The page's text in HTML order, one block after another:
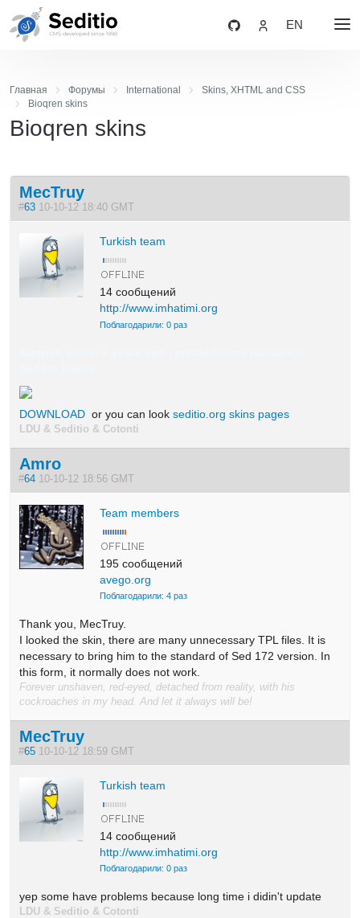
EN
Главная Форумы International
Skins, XHTML and CSS
Bioqren skins
Bioqren skins
MecTruy
#63 10-10-12 18:40 GMT
Turkish team
14 сообщений
http://www.imhatimi.org
Поблагодарили: 0 раз
DOWNLOAD or you can lookseditio.org skins pages
LDU & Seditio & Cotonti
Amro
#64 10-10-12 18:56 GMT
Team members
195 сообщений
avego.org
Поблагодарили: 4 раз
Thank you , MecTruy.
I looked the skin , there are many unnecessary TPL files. It is
necessary to bring him to the standard of Sed 172 version.
In
this form, it normally does not work.
Forever unshaven, red-eyed, detached from reality, with his
cockroaches in my head. And let it always will be!
MecTruy
#65 10-10-12 18:59 GMT
Turkish team
14 сообщений
http://www.imhatimi.org
Поблагодарили: 0 раз
yep some have problems because long time i didin't update
LDU & Seditio & Cotonti